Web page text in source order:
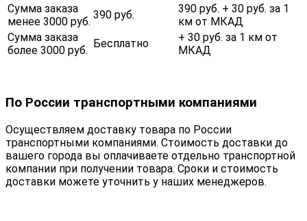
Сумма заказа
менее 3000 руб.
390 руб.
390 руб. + 30 руб. за 1
км от МКАД
Сумма заказа
более 3000 руб.
Бесплатно
+ 30 руб. за 1 км от
МКАД
По России транспортными компаниями
Осуществляем доставку товара по России
транспортными компаниями. Стоимость доставки до
вашего города вы оплачиваете отдельно транспортной
компании при получении товара. Сроки и стоимость
доставки можете уточнить у наших менеджеров.